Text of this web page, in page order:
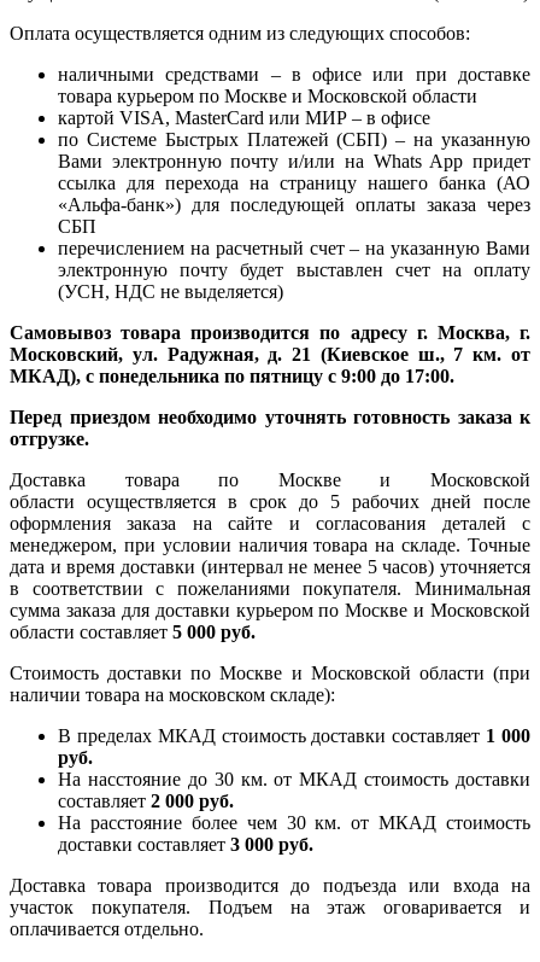
Оплата осуществляется одним из следующих способов:
наличными средствами – в офисе или при доставке
товара курьером по Москве и Московской области
картой VISA, MasterCard или МИР – в офисе
по Системе Быстрых Платежей (СБП) – на указанную
Вами электронную почту и/или на Whats App придет
ссылка для перехода на страницу нашего банка (АО
«Альфа-банк») для последующей оплаты заказа через
СБП
перечислением на расчетный счет – на указанную Вами
электронную почту будет выставлен счет на оплату
(УСН, НДС не выделяется)
Самовывоз товара производится по адресу г. Москва, г.
Московский, ул. Радужная, д. 21 (Киевское ш., 7 км. от
МКАД), с понедельника по пятницу с 9:00 до 17:00.
Перед приездом необходимо уточнять готовность заказа к
отгрузке.
Доставка товара по Москве и Московской
области осуществляется в срок до 5 рабочих дней после
оформления заказа на сайте и согласования деталей с
менеджером, при условии наличия товара на складе. Точные
дата и время доставки (интервал не менее 5 часов) уточняется
в соответствии с пожеланиями покупателя. Минимальная
сумма заказа для доставки курьером по Москве и Московской
области составляет 5 000 руб.
Стоимость доставки по Москве и Московской области (при
наличии товара на московском складе):
В пределах МКАД стоимость доставки составляет 1 000
руб.
На насcтояние до 30 км. от МКАД стоимость доставки
составляет 2 000 руб.
На расстояние более чем 30 км. от МКАД стоимость
доставки составляет 3 000 руб.
Доставка товара производится до подъезда или входа на
участок покупателя. Подъем на этаж оговаривается и
оплачивается отдельно.